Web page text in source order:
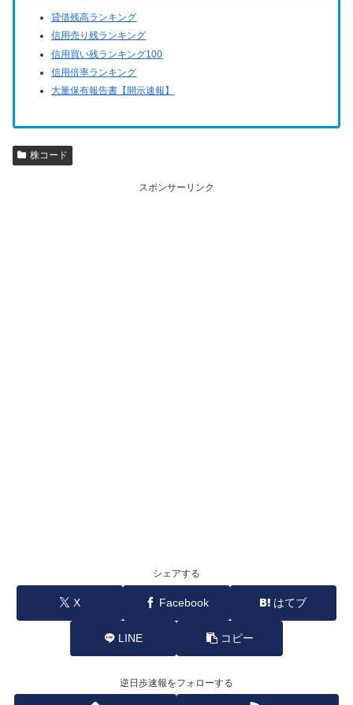
貸借残高ランキング
信用売り残ランキング
信用買い残ランキング100
信用倍率ランキング
大量保有報告書【開示速報】
株コード
スポンサーリンク
シェアする
X Facebook はてブ
LINE コピー
逆日歩速報をフォローする